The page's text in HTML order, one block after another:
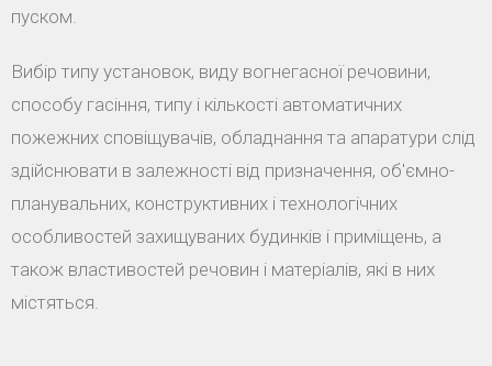
пуском.
Вибір типу установок, виду вогнегасної речовини,
способу гасіння, типу і кількості автоматичних
пожежних сповіщувачів, обладнання та апаратури слід
здійснювати в залежності від призначення, об'ємно-
планувальних, конструктивних і технологічних
особливостей захищуваних будинків і приміщень, а
також властивостей речовин і матеріалів, які в них
містяться.